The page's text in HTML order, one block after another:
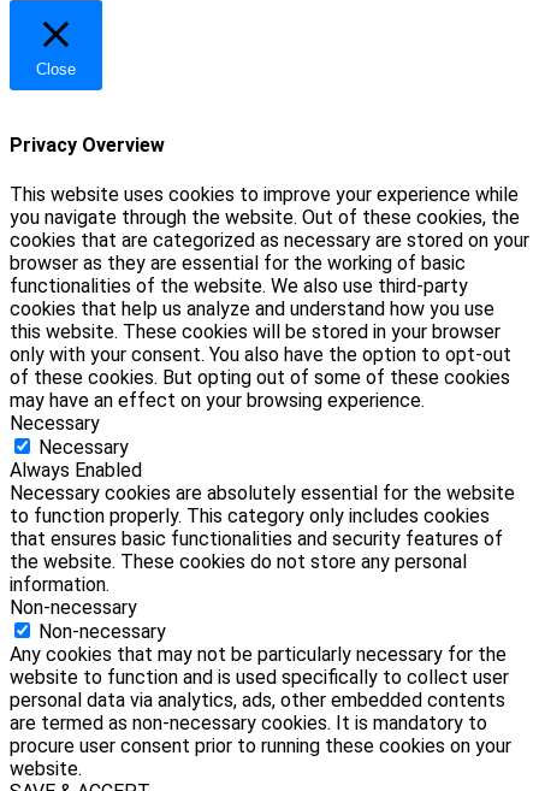
Close
Privacy Overview
This website uses cookies to improve your experience while
you navigate through the website. Out of these cookies, the
cookies that are categorized as necessary are stored on your
browser as they are essential for the working of basic
functionalities of the website. We also use third-party
cookies that help us analyze and understand how you use
this website. These cookies will be stored in your browser
only with your consent. You also have the option to opt-out
of these cookies. But opting out of some of these cookies
may have an effect on your browsing experience.
Necessary
Necessary
Always Enabled
Necessary cookies are absolutely essential for the website
to function properly. This category only includes cookies
that ensures basic functionalities and security features of
the website. These cookies do not store any personal
information.
Non-necessary
Non-necessary
Any cookies that may not be particularly necessary for the
website to function and is used specifically to collect user
personal data via analytics, ads, other embedded contents
are termed as non-necessary cookies. It is mandatory to
procure user consent prior to running these cookies on your
website.